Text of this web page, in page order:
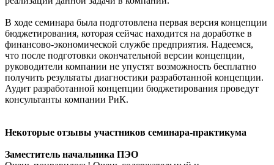
В ходе семинара была подготовлена первая версия концепции
бюджетирования, которая сейчас находится на доработке в
финансово-экономической службе предприятия. Надеемся,
что после подготовки окончательной версии концепции,
руководители компании не упустят возможность бесплатно
получить результаты диагностики разработанной концепции.
Аудит разработанной концепции бюджетирования проведут
консультанты компании РиК.
Некоторые отзывы участников семинара-практикума
Заместитель начальника ПЭО